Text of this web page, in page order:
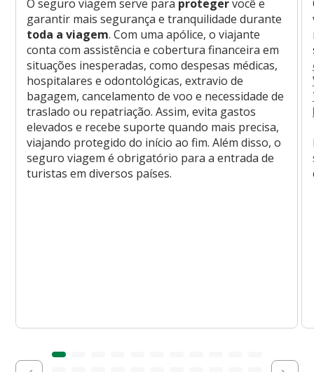
O seguro viagem serve para protegervocê e
garantir mais segurança e tranquilidade durante
toda a viagem. Com uma apólice, o viajante
conta com assistência e cobertura financeira em
situações inesperadas, como despesas médicas,
hospitalares e odontológicas, extravio de
bagagem, cancelamento de voo e necessidade de
traslado ou repatriação. Assim, evita gastos
elevados e recebe suporte quando mais precisa,
viajando protegido do início ao fim. Além disso, o
seguro viagem é obrigatório para a entrada de
turistas em diversos países.